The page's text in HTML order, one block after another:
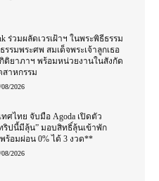
ร่วมผลัดเวรเฝ้าฯ ในพระพิธีธรรม
รรมพระศพ สมเด็จพระเจ้าลูกเธอ
ติยาภาฯ พร้อมหน่วยงานในสังกัด
สาหกรรม
08/2026
ทศไทย จับมือ Agoda เปิดตัว
ริปนี้มีลุ้น” มอบสิทธิ์ลุ้นเข้าพัก
ร้อมผ่อน 0% ได้ 3 งวด**
08/2026